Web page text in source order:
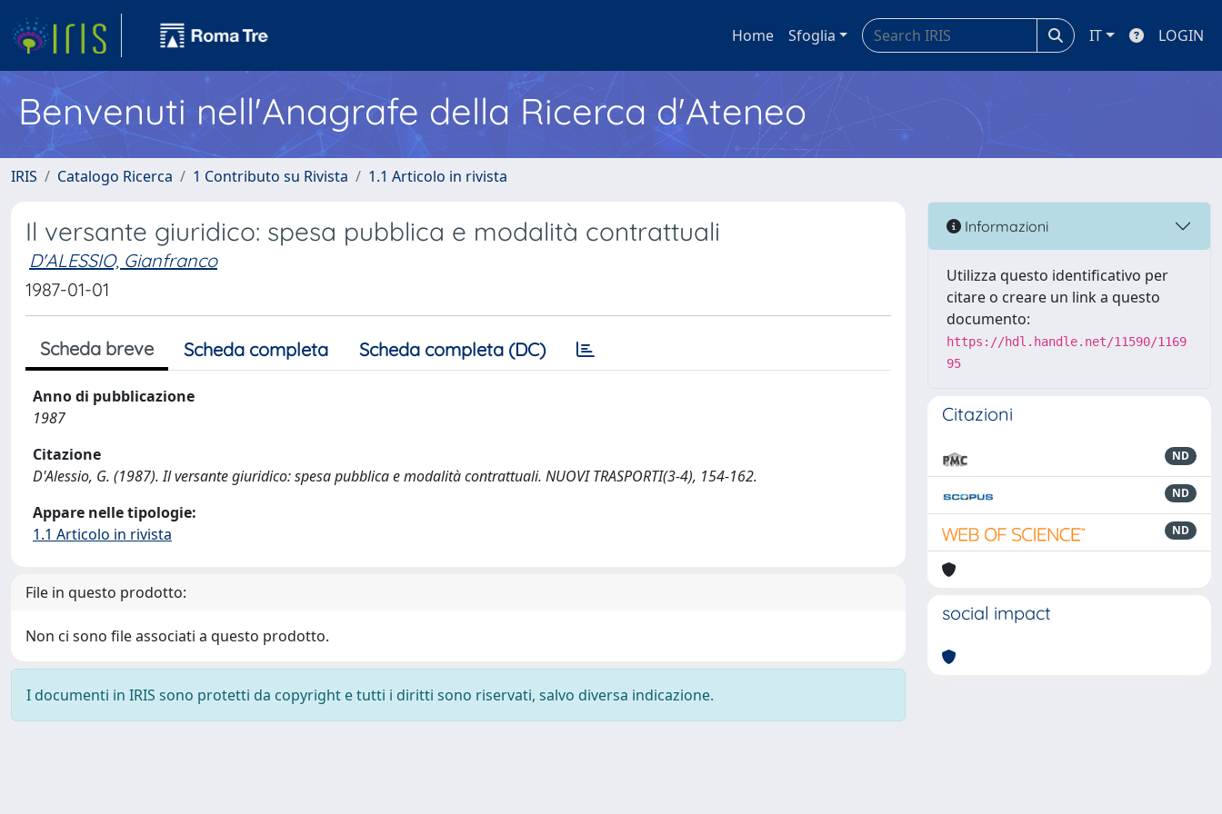
Home Sfoglia IT LOGIN
Benvenuti nell'Anagrafe della Ricerca d'Ateneo
IRIS Catalogo Ricerca 1 Contributo su Rivista 1.1 Articolo in rivista
Il versante giuridico: spesa pubblica e modalità contrattuali
D'ALESSIO, Gianfranco
1987-01-01
Scheda breve Scheda completa Scheda completa (DC)
Anno di pubblicazione
1987
Citazione
D'Alessio, G. (1987). Il versante giuridico: spesa pubblica e modalità contrattuali. NUOVI TRASPORTI(3-4), 154-162.
Appare nelle tipologie:
1.1 Articolo in rivista
File in questo prodotto:
Non ci sono file associati a questo prodotto.
I documenti in IRIS sono protetti da copyright e tutti i diritti sono riservati, salvo diversa indicazione.
Informazioni
Utilizza questo identificativo per
citare o creare un link a questo
documento:
https://hdl.handle.net/11590/1169
95
Citazioni
ND
ND
ND
social impact